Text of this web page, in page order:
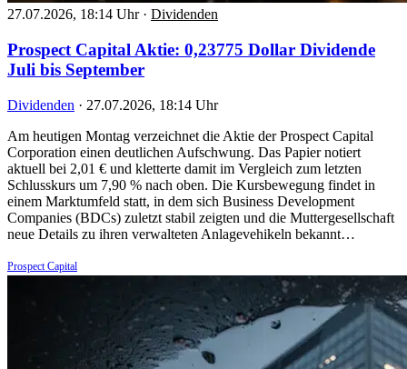
27.07.2026, 18:14 Uhr · Dividenden
Prospect Capital Aktie: 0,23775 Dollar Dividende
Juli bis September
Dividenden · 27.07.2026, 18:14 Uhr
Am heutigen Montag verzeichnet die Aktie der Prospect Capital
Corporation einen deutlichen Aufschwung. Das Papier notiert
aktuell bei 2,01 € und kletterte damit im Vergleich zum letzten
Schlusskurs um 7,90 % nach oben. Die Kursbewegung findet in
einem Marktumfeld statt, in dem sich Business Development
Companies (BDCs) zuletzt stabil zeigten und die Muttergesellschaft
neue Details zu ihren verwalteten Anlagevehikeln bekannt…
Prospect Capital